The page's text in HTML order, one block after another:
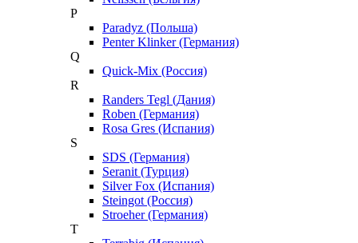
P
Paradyz (Польша)
Penter Klinker (Германия)
Q
Quick-Mix (Россия)
R
Randers Tegl (Дания)
Roben (Германия)
Rosa Gres (Испания)
S
SDS (Германия)
Seranit (Турция)
Silver Fox (Испания)
Steingot (Россия)
Stroeher (Германия)
T